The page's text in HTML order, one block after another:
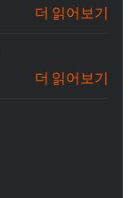
더 읽어보기
더 읽어보기